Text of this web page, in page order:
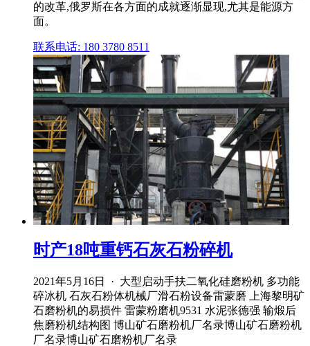
的改革,俄罗斯在各方面的成就逐渐显现,尤其是能源方
面。
联系电话: 180 3780 8511
时产18吨重钙石灰石粉碎机
2021年5月16日 · 大型启动手扶二氧化硅磨粉机 多功能
碎冰机 石灰石粉体机械厂滑石粉设备雷蒙磨 上海黎明矿
石磨粉机的易损件 雷蒙粉磨机9531 水泥张德强 输煅后
焦磨粉机结构图 博山矿石磨粉机厂名录博山矿石磨粉机
厂名录博山矿石磨粉机厂名录